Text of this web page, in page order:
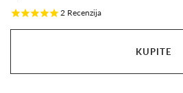
2 Recenzija
KUPITE